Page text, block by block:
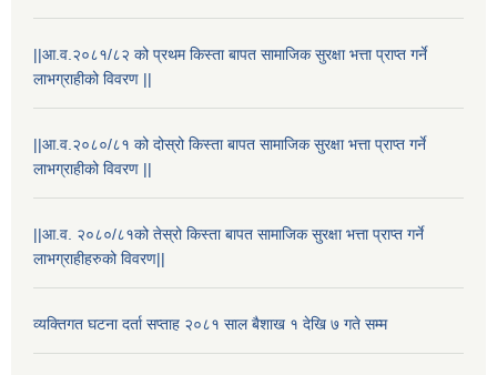
||आ.व.२०८१/८२ को प्रथम किस्ता बापत सामाजिक सुरक्षा भत्ता प्राप्त गर्ने
लाभग्राहीको विवरण ||
||आ.व.२०८०/८१ को दोस्रो किस्ता बापत सामाजिक सुरक्षा भत्ता प्राप्त गर्ने
लाभग्राहीको विवरण ||
||आ.व. २०८०/८१को तेस्रो किस्ता बापत सामाजिक सुरक्षा भत्ता प्राप्त गर्ने
लाभग्राहीहरुको विवरण||
व्यक्तिगत घटना दर्ता सप्ताह २०८१ साल बैशाख १ देखि ७ गते सम्म